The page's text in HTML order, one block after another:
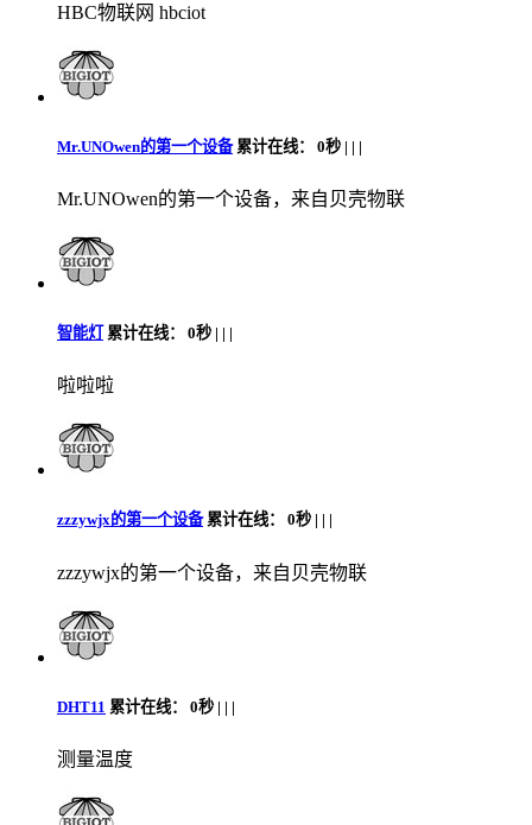
HBC物联网 hbciot
Mr.UNOwen的第一个设备累计在线： 0秒 | | |
Mr.UNOwen的第一个设备，来自贝壳物联
智能灯 累计在线： 0秒 | | |
啦啦啦
zzzywjx的第一个设备累计在线： 0秒 | | |
zzzywjx的第一个设备，来自贝壳物联
DHT11 累计在线： 0秒 | | |
测量温度